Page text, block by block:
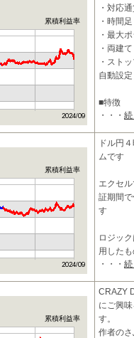
累積利益率
・対応
・時間
・最大
・両建
・スト
自動設定
■特徴
・レン
・勝率
・・・
累積利益率
ドル円
ムです
エクセ
証期間
す
ロジッ
用した
１２年
・・・
累積利益率
CRAZY
にご興
す。
作者の